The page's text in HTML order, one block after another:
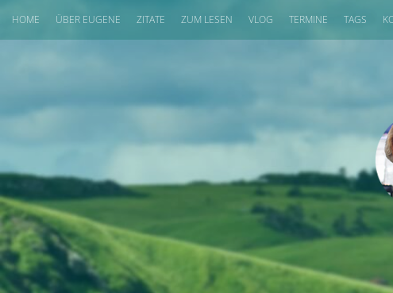
HOME ÜBER EUGENE ZITATE ZUM LESEN VLOG TERMINE TAGS